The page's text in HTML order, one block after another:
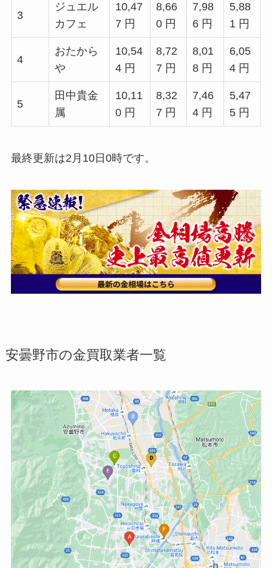
3
ジュエル
カフェ
10,47
7 円
8,66
0 円
7,98
6 円
5,88
1 円
4
おたから
や
10,54
4 円
8,72
7 円
8,01
8 円
6,05
4 円
5
田中貴金
属
10,11
0 円
8,32
7 円
7,46
4 円
5,47
5 円
最終更新は2月10日0時です。
安曇野市の金買取業者一覧